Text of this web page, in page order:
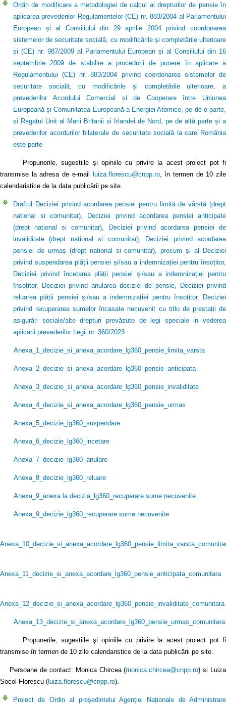
Ordin de modificare a metodologiei de calcul al drepturilor de pensie în
aplicarea prevederilor Regulamentelor (CE) nr. 883/2004 al Parlamentului
European și al Consiliului din 29 aprilie 2004 privind coordonarea
sistemelor de securitate socială, cu modificările și completările ulterioare
și (CE) nr. 987/2009 al Parlamentului European și al Consiliului din 16
septembrie 2009 de stabilire a procedurii de punere în aplicare a
Regulamentului (CE) nr. 883/2004 privind coordonarea sistemelor de
securitate socială, cu modificările și completările ulterioare, a
prevederilor Acordului Comercial și de Cooperare între Uniunea
Europeană și Comunitatea Europeană a Energiei Atomice, pe de o parte,
și Regatul Unit al Marii Britanii și Irlandei de Nord, pe de altă parte și a
prevederilor acordurilor bilaterale de securitate socială la care România
este parte
Propunerile, sugestiile şi opiniile cu privire la acest proiect pot fi
transmise la adresa de e-mail
luiza.florescu@cnpp.ro, în termen de 10 zile
calendaristice de la data publicării pe site.
Draftul Deciziei privind acordarea pensiei pentru limită de vârstă (drept
national si comunitar), Deciziei privind acordarea pensiei anticipate
(drept national si comunitar), Deciziei privind acordarea pensiei de
invaliditate (drept national si comunitar), Deciziei privind acordarea
pensiei de urmaș (drept national si comunitar), precum și al Deciziei
privind suspendarea plății pensiei și/sau a indemnizației pentru însoțitor,
Deciziei privind încetarea plății pensiei și/sau a indemnizației pentru
însoțitor, Deciziei privind anularea deciziei de pensie, Deciziei privind
reluarea plății pensiei și/sau a indemnizației pentru însoțitor, Deciziei
privind recuperarea sumelor încasate necuvenit cu titlu de prestații de
asigurări sociale/alte drepturi prevăzute de legi speciale in vederea
aplicarii prevederilor Legii nr. 360/2023
Anexa_1_decizie_si_anexa_acordare_lg360_pensie_limita_varsta
Anexa_2_decizie_si_anexa_acordare_lg360_pensie_anticipata
Anexa_3_decizie_si_anexa_acordare_lg360_pensie_invaliditate
Anexa_4_decizie_si_anexa_acordare_lg360_pensie_urmas
Anexa_5_decizie_lg360_suspendare
Anexa_6_decizie_lg360_incetare
Anexa_7_decizie_lg360_anulare
Anexa_8_decizie_lg360_reluare
Anexa_9_anexa la decizia_lg360_recuperare sume necuvenite
Anexa_9_decizie_lg360_recuperare sume necuvenite
Anexa_11_decizie_si_anexa_acordare_lg360_pensie_anticipata_comunitara
Anexa_12_decizie_si_anexa_acordare_lg360_pensie_invaliditate_comunitara
Anexa_13_decizie_si_anexa_acordare_lg360_pensie_urmas_comunitara
Propunerile, sugestiile şi opiniile cu privire la acest proiect pot fi
transmise în termen de 10 zile calendaristice de la data publicării pe site.
Persoane de contact: Monica Chircea (monica.chircea@cnpp.ro) si Luiza
Socol Florescu ( luiza.florescu@cnpp.ro).
Proiect de Ordin al președintelui Agenției Naționale de Administrare